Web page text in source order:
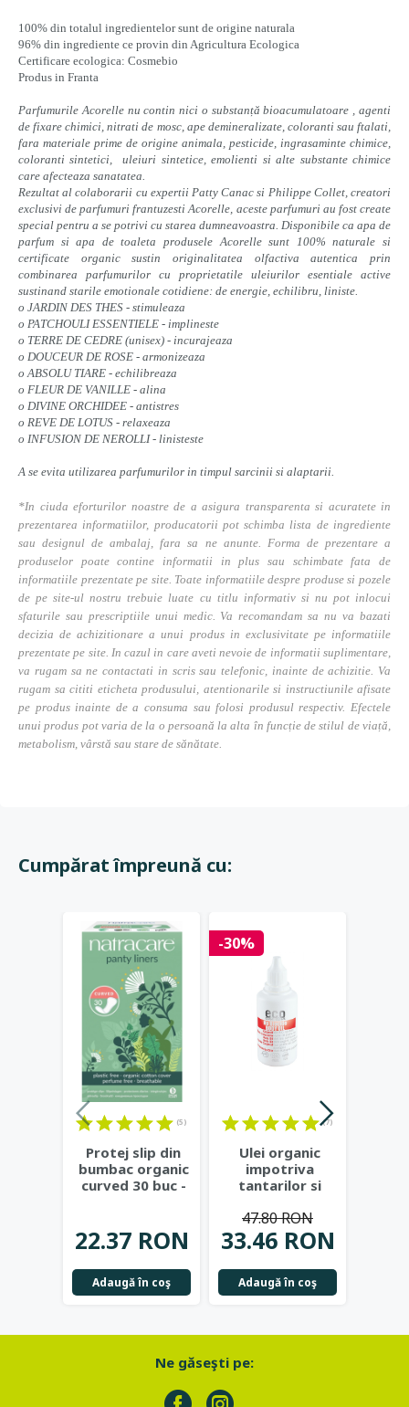
100% din totalul ingredientelor sunt de origine naturala
96% din ingrediente ce provin din Agricultura Ecologica
Certificare ecologica: Cosmebio
Produs in Franta
Parfumurile Acorelle nu contin nici o substanță bioacumulatoare , agenti
de fixare chimici, nitrati de mosc, ape demineralizate, coloranti sau ftalati,
fara materiale prime de origine animala, pesticide, ingrasaminte chimice,
coloranti sintetici, uleiuri sintetice, emolienti si alte substante chimice
care afecteaza sanatatea.
Rezultat al colaborarii cu expertii Patty Canac si Philippe Collet, creatori
exclusivi de parfumuri frantuzesti Acorelle, aceste parfumuri au fost create
special pentru a se potrivi cu starea dumneavoastra. Disponibile ca apa de
parfum si apa de toaleta produsele Acorelle sunt 100% naturale si
certificate organic sustin originalitatea olfactiva autentica prin
combinarea parfumurilor cu proprietatile uleiurilor esentiale active
sustinand starile emotionale cotidiene: de energie, echilibru, liniste.
o JARDIN DES THES - stimuleaza
o PATCHOULI ESSENTIELE - implineste
o TERRE DE CEDRE (unisex) - incurajeaza
o DOUCEUR DE ROSE - armonizeaza
o ABSOLU TIARE - echilibreaza
o FLEUR DE VANILLE - alina
o DIVINE ORCHIDEE - antistres
o REVE DE LOTUS - relaxeaza
o INFUSION DE NEROLLI - linisteste
A se evita utilizarea parfumurilor in timpul sarcinii si alaptarii.
*In ciuda eforturilor noastre de a asigura transparenta si acuratete in
prezentarea informatiilor, producatorii pot schimba lista de ingrediente
sau designul de ambalaj, fara sa ne anunte. Forma de prezentare a
produselor poate contine informatii in plus sau schimbate fata de
informatiile prezentate pe site. Toate informatiile despre produse si pozele
de pe site-ul nostru trebuie luate cu titlu informativ si nu pot inlocui
sfaturile sau prescriptiile unui medic. Va recomandam sa nu va bazati
decizia de achizitionare a unui produs in exclusivitate pe informatiile
prezentate pe site. In cazul in care aveti nevoie de informatii suplimentare,
va rugam sa ne contactati in scris sau telefonic, inainte de achizitie. Va
rugam sa cititi eticheta produsului, atentionarile si instructiunile afisate
pe produs inainte de a consuma sau folosi produsul respectiv. Efectele
unui produs pot varia de la o persoană la alta în funcție de stilul de viață,
metabolism, vârstă sau stare de sănătate.
Cumpărat împreună cu:
(5)
Protej slip din
bumbac organic
curved 30 buc -
22.37 RON
Adaugă în coş
-30%
(7)
Ulei organic
impotriva
tantarilor si
- Eco...
33.46 RON
47.80 RON
Adaugă în coş
Ne găseşti pe: